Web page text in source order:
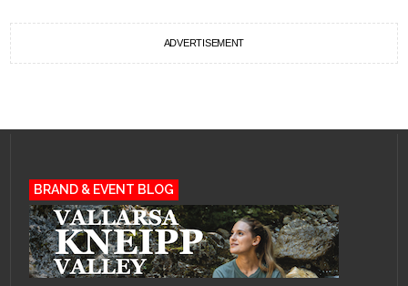
ADVERTISEMENT
BRAND & EVENT BLOG